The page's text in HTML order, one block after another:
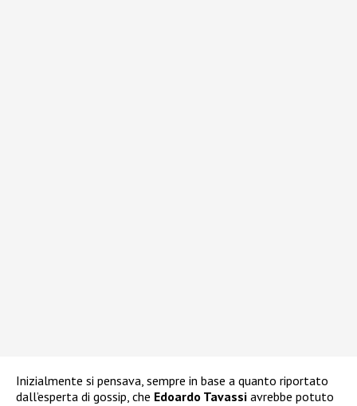
Inizialmente si pensava, sempre in base a quanto riportato
dall’esperta di gossip, che Edoardo Tavassi avrebbe potuto